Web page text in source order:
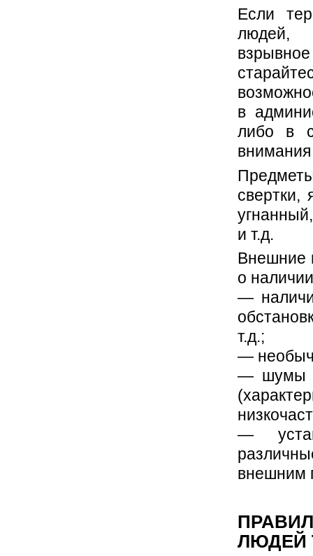
Если
людей,
в
либо в
свертки,
и т.д.
Внешние
о
—
т.д.;
—
— шумы
—
внешним
ЛЮДЕЙ